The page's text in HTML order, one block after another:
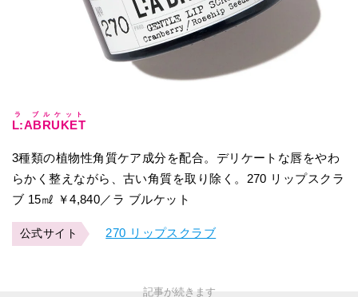
L:ABRUKET
ラ ブルケット
3種類の植物性角質ケア成分を配合。デリケートな唇をやわ
らかく整えながら、古い角質を取り除く。270 リップスクラ
ブ 15㎖ ￥4,840／ラ ブルケット
公式サイト 270 リップスクラブ